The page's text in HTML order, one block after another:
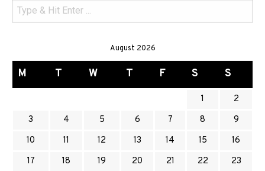
August 2026
M T W T F S S
1
2
3
4 5 6 7 8
9
10
11 12 13 14 15
16
17
18 19 20 21 22
23